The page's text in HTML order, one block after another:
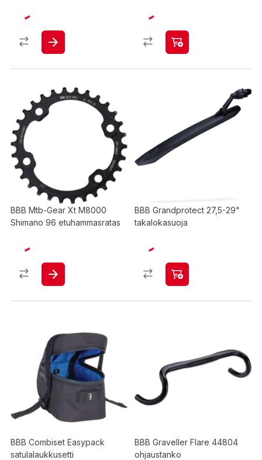
BBB Mtb-Gear Xt M8000
Shimano 96 etuhammasratas
BBB Grandprotect 27,5-29"
takalokasuoja
BBB Combiset Easypack
satulalaukkusetti
BBB Graveller Flare 44804
ohjaustanko